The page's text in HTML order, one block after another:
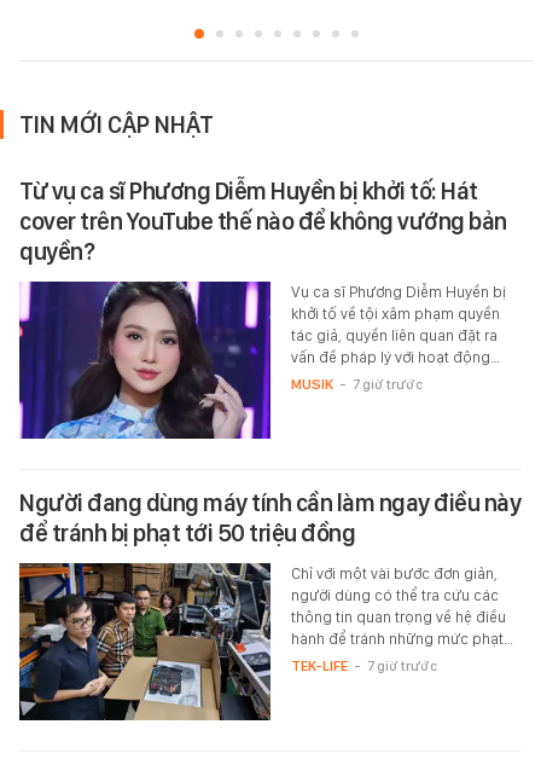
TIN MỚI CẬP NHẬT
Từ vụ ca sĩ Phương Diễm Huyền bị khởi tố: Hát
cover trên YouTube thế nào để không vướng bản
quyền?
Vụ ca sĩ Phương Diễm Huyền bị
khởi tố về tội xâm phạm quyền
tác giả, quyền liên quan đặt ra
vấn đề pháp lý với hoạt động…
MUSIK - 7 giờ trước
Người đang dùng máy tính cần làm ngay điều này
để tránh bị phạt tới 50 triệu đồng
Chỉ với một vài bước đơn giản,
người dùng có thể tra cứu các
thông tin quan trọng về hệ điều
hành để tránh những mức phạt…
TEK-LIFE - 7 giờ trước